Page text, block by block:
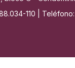
110 |